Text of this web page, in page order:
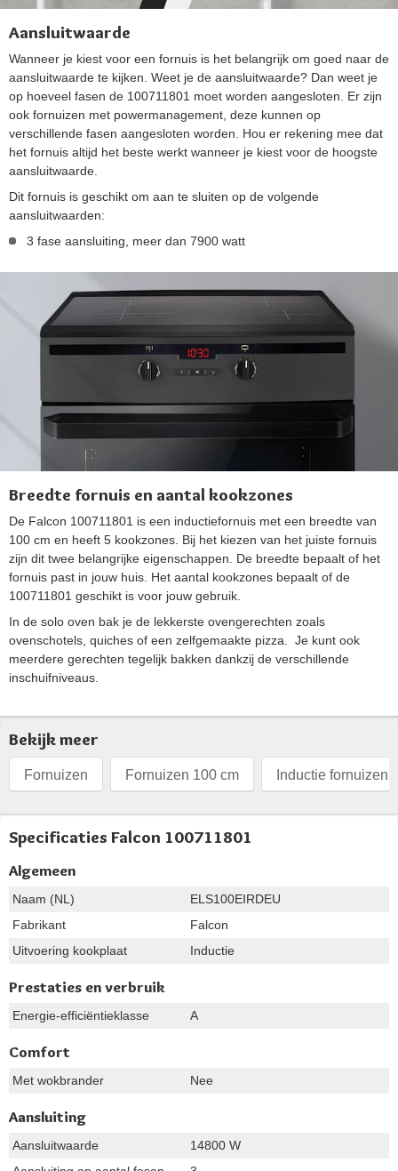
Aansluitwaarde
Wanneer je kiest voor een fornuis is het belangrijk om goed naar de
aansluitwaarde te kijken. Weet je de aansluitwaarde? Dan weet je
op hoeveel fasen de 100711801 moet worden aangesloten. Er zijn
ook fornuizen met powermanagement, deze kunnen op
verschillende fasen aangesloten worden. Hou er rekening mee dat
het fornuis altijd het beste werkt wanneer je kiest voor de hoogste
aansluitwaarde.
Dit fornuis is geschikt om aan te sluiten op de volgende
aansluitwaarden:
3 fase aansluiting, meer dan 7900 watt
Breedte fornuis en aantal kookzones
De Falcon 100711801 is een inductiefornuis met een breedte van
100 cm en heeft 5 kookzones. Bij het kiezen van het juiste fornuis
zijn dit twee belangrijke eigenschappen. De breedte bepaalt of het
fornuis past in jouw huis. Het aantal kookzones bepaalt of de
100711801 geschikt is voor jouw gebruik.
In de solo oven bak je de lekkerste ovengerechten zoals
ovenschotels, quiches of een zelfgemaakte pizza. Je kunt ook
meerdere gerechten tegelijk bakken dankzij de verschillende
inschuifniveaus.
Bekijk meer
Fornuizen Fornuizen 100 cm Inductie fornuizen
Specificaties Falcon 100711801
Algemeen
Naam (NL)
ELS100EIRDEU
Fabrikant
Falcon
Uitvoering kookplaat
Inductie
Prestaties en verbruik
Energie-efficiëntieklasse A
Comfort
Met wokbrander Nee
Aansluiting
Aansluitwaarde
14800 W